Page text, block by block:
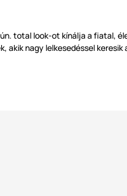
total look-ot kínálja a fiatal,
akik nagy lelkesedéssel keresik